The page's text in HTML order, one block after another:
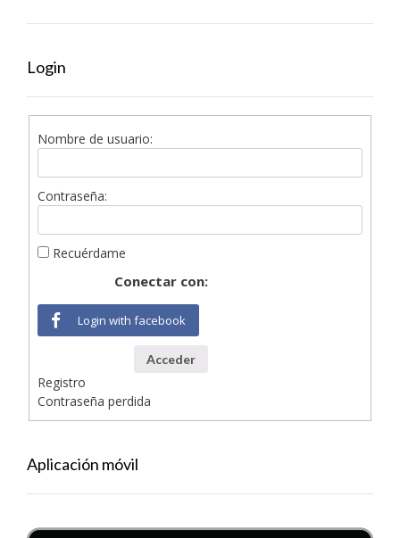
Login
Nombre de usuario:
Contraseña:
Recuérdame
Conectar con:
Login with facebook
Acceder
Registro
Contraseña perdida
Aplicación móvil